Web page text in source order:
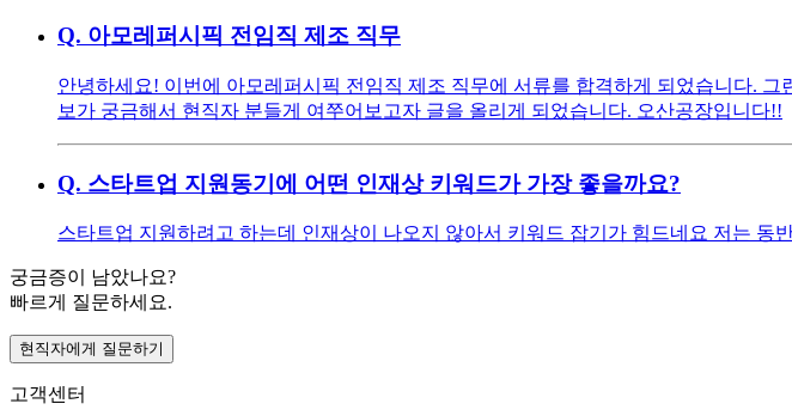
Q. 아모레퍼시픽 전임직 제조 직무
안녕하세요! 이번에 아모레퍼시픽 전임직 제조 직무에 서류를 합격하게 되었습니다.
보가 궁금해서 현직자 분들게 여쭈어보고자 글을 올리게 되었습니다. 오산공장입니다!!
Q. 스타트업 지원동기에 어떤 인재상 키워드가 가장 좋을까요?
스타트업 지원하려고 하는데 인재상이 나오지 않아서 키워드 잡기가 힘드네요 저는
궁금증이 남았나요?
빠르게 질문하세요.
현직자에게 질문하기
고객센터